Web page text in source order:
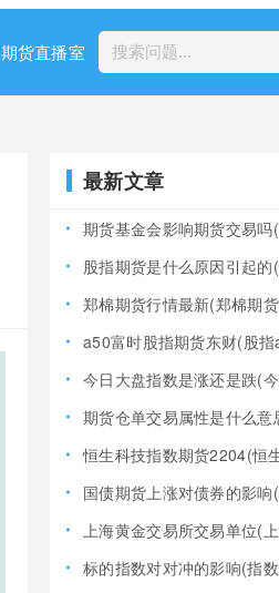
期货直播室
最新文章
期货基金会影响期货交易吗(期货型
股指期货是什么原因引起的(股指期
郑棉期货行情最新(郑棉期
a50富时股指期货东财(股
今日大盘指数是涨还是跌(今日大盘
期货仓单交易属性是什么意思(期货
恒生科技指数期货2204(恒生科技
国债期货上涨对债券的影响(国债期货上涨对
上海黄金交易所交易单位(上海黄
标的指数对对冲的影响(指